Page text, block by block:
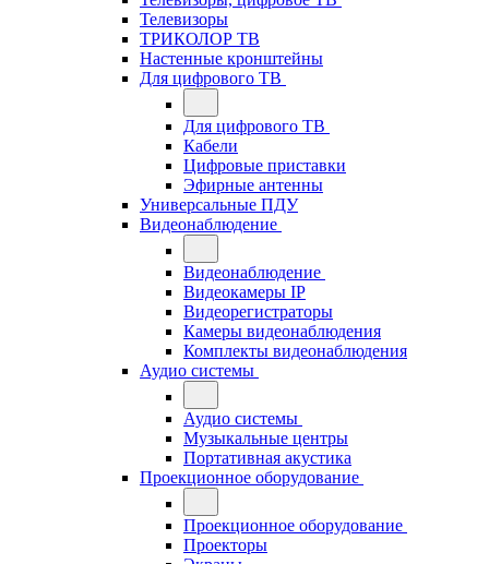
Телевизоры
ТРИКОЛОР ТВ
Настенные кронштейны
Для цифрового ТВ
Для цифрового ТВ
Кабели
Цифровые приставки
Эфирные антенны
Универсальные ПДУ
Видеонаблюдение
Видеонаблюдение
Видеокамеры IP
Видеорегистраторы
Камеры видеонаблюдения
Комплекты видеонаблюдения
Аудио системы
Аудио системы
Музыкальные центры
Портативная акустика
Проекционное оборудование
Проекционное оборудование
Проекторы